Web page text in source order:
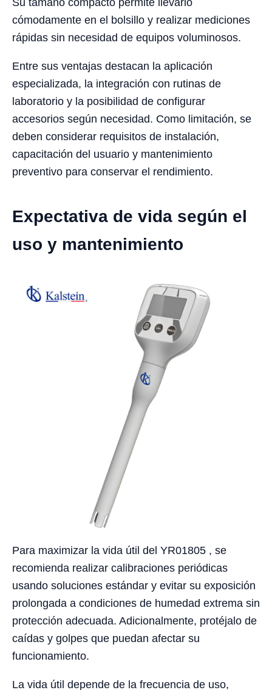
cómodamente en el bolsillo y realizar mediciones
rápidas sin necesidad de equipos voluminosos.
Entre sus ventajas destacan la aplicación
especializada, la integración con rutinas de
laboratorio y la posibilidad de configurar
accesorios según necesidad. Como limitación, se
deben considerar requisitos de instalación,
capacitación del usuario y mantenimiento
preventivo para conservar el rendimiento.
Expectativa de vida según el
uso y mantenimiento
Para maximizar la vida útil del YR01805 , se
recomienda realizar calibraciones periódicas
usando soluciones estándar y evitar su exposición
prolongada a condiciones de humedad extrema sin
protección adecuada. Adicionalmente, protéjalo de
caídas y golpes que puedan afectar su
funcionamiento.
La vida útil depende de la frecuencia de uso,